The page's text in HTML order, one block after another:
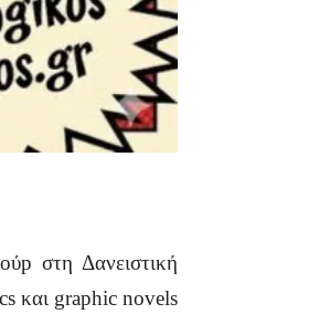
στη Δανειστική
και graphic novels